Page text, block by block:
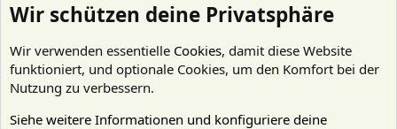
Wir schützen deine Privatsphäre
Wir verwenden essentielle Cookies, damit diese Website
funktioniert, und optionale Cookies, um den Komfort bei der
Nutzung zu verbessern.
Siehe weitere Informationen und konfiguriere deine